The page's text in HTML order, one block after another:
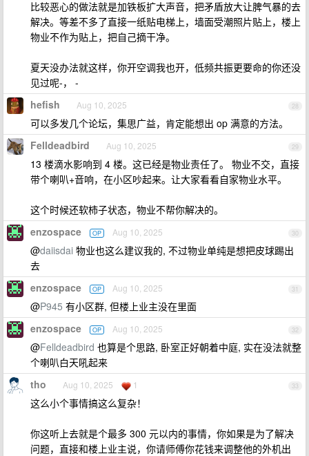
比较恶心的做法就是加铁板扩大声音，把矛盾放大让脾气暴的去
解决。等差不多了直接一纸贴电梯上，墙面受潮照片贴上，楼上
物业不作为贴上，把自己摘干净。
夏天没办法就这样，你开空调我也开，低频共振更要命的你还没
见过呢-， -
28
hefish Aug 10, 2025
可以多发几个论坛，集思广益，肯定能想出 op 满意的方法。
29
Felldeadbird Aug 10, 2025
13 楼滴水影响到 4 楼。这已经是物业责任了。 物业不交，直接
带个喇叭+音响，在小区吵起来。让大家看看自家物业水平。
这个时候还软柿子状态，物业不帮你解决的。
30
enzospace OP Aug 10, 2025
@daiisdai 物业也这么建议我的, 不过物业单纯是想把皮球踢出
去
31
enzospace OP Aug 10, 2025
@P945 有小区群, 但楼上业主没在里面
32
enzospace OP Aug 10, 2025
@Felldeadbird 也算是个思路, 卧室正好朝着中庭, 实在没法就整
个喇叭白天吼起来
33
tho Aug 10, 2025 1
这么小个事情搞这么复杂！
你这听上去就是个最多 300 元以内的事情，你如果是为了解决
问题，直接和楼上业主说，你请师傅你花钱来调整他的外机出